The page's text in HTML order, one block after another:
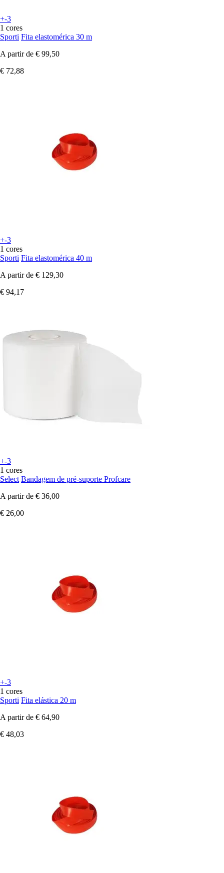
+-3
1 cores
Sporti Fita elastomérica 30 m
A partir de € 99,50
€ 72,88
+-3
1 cores
Sporti Fita elastomérica 40 m
A partir de € 129,30
€ 94,17
+-3
1 cores
Select Bandagem de pré-suporte Profcare
A partir de € 36,00
€ 26,00
+-3
1 cores
Sporti Fita elástica 20 m
A partir de € 64,90
€ 48,03